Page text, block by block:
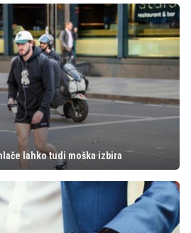
lahko tudi moška izbira